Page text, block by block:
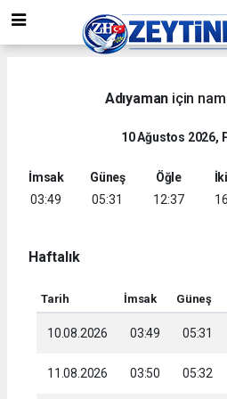
Adıyaman için
10 Ağustos 2026,
İmsak
03:49
Güneş
05:31
Öğle
12:37
Haftalık
Tarih İmsak Güneş
10.08.2026 03:49 05:31
11.08.2026 03:50 05:32